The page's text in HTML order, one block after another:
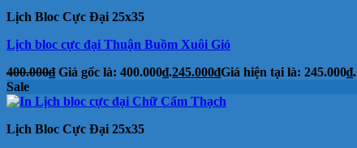
Lịch Bloc Cực Đại 25x35
Lịch bloc cực đại Thuận Buồm Xuôi Gió
400.000₫ Giá gốc là: 400.000₫.245.000₫Giá hiện tại là: 245.000₫.
Sale
Lịch Bloc Cực Đại 25x35